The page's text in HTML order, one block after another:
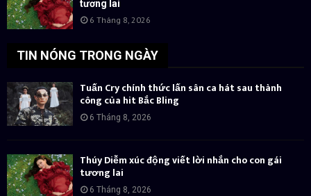
tương lai
6 Tháng 8, 2026
TIN NÓNG TRONG NGÀY
Tuấn Cry chính thức lấn sân ca hát sau thành
công của hit Bắc Bling
6 Tháng 8, 2026
Thúy Diễm xúc động viết lời nhắn cho con gái
tương lai
6 Tháng 8, 2026